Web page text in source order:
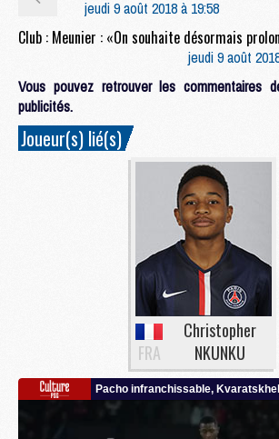
jeudi 9 août 2018 à 19:58
jeudi 9 août
Vous pouvez retrouver les commentaires
publicités.
Joueur(s) lié(s)
FRA
Christopher
NKUNKU